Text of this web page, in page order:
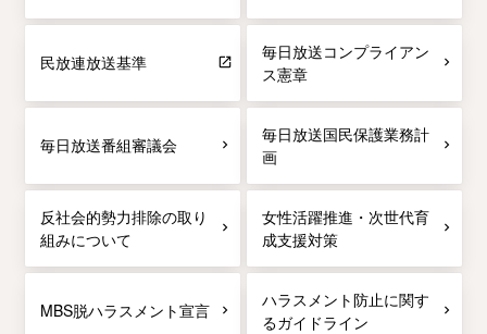
民放連放送基準
毎日放送コンプライアン
ス憲章
毎日放送番組審議会
毎日放送国民保護業務計
画
反社会的勢力排除の取り
組みについて
女性活躍推進・次世代育
成支援対策
MBS脱ハラスメント宣言
ハラスメント防止に関す
るガイドライン